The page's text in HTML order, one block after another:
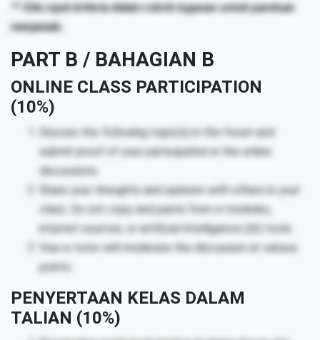
** Sila rujuk kriteria dalam rubrik tugasan untuk panduan
menjawab.
PART B / BAHAGIAN B
ONLINE CLASS PARTICIPATION
(10%)
Discuss the following topic(s) in the forum and
submit proof of your participation in the online
discussions.
Share your thoughts and opinions with others in your
class. Do not copy and paste from e-modules,
internet sources, or artificial intelligence (AI) tools.
Your e-tutor will moderate the discussion at various
points.
PENYERTAAN KELAS DALAM
TALIAN (10%)